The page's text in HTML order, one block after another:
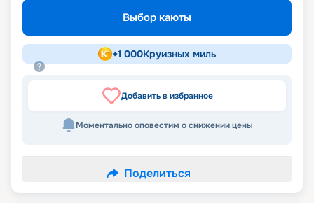
Выбор каюты
+1 000Круизных миль
Добавить в избранное
Моментально оповестим о снижении цены
Поделиться